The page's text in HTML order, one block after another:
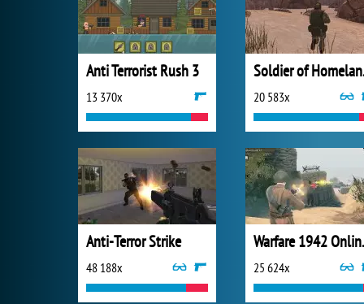
Anti Terrorist Rush 3
13 370x 20 583x
Anti-Terror Strike
48 188x 25 624x